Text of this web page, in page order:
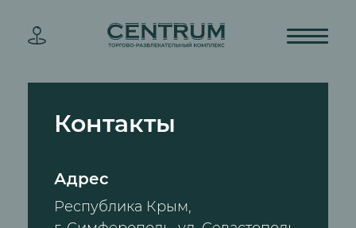
Контакты
Адрес
Республика Крым,